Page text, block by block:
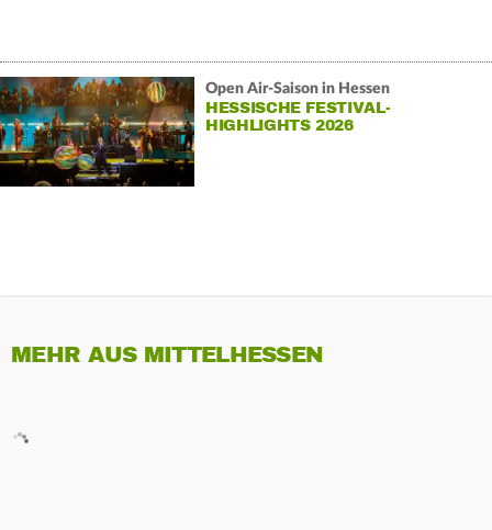
Open Air-Saison in Hessen
HESSISCHE FESTIVAL-
HIGHLIGHTS 2026
MEHR AUS MITTELHESSEN